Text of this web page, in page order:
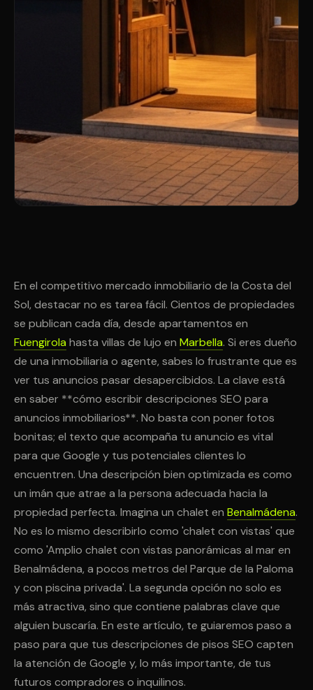
En el competitivo mercado inmobiliario de la Costa del
Sol, destacar no es tarea fácil. Cientos de propiedades
se publican cada día, desde apartamentos en
Fuengirola hasta villas de lujo en Marbella. Si eres dueño
de una inmobiliaria o agente, sabes lo frustrante que es
ver tus anuncios pasar desapercibidos. La clave está
en saber **cómo escribir descripciones SEO para
anuncios inmobiliarios**. No basta con poner fotos
bonitas; el texto que acompaña tu anuncio es vital
para que Google y tus potenciales clientes lo
encuentren. Una descripción bien optimizada es como
un imán que atrae a la persona adecuada hacia la
propiedad perfecta. Imagina un chalet en Benalmádena.
No es lo mismo describirlo como 'chalet con vistas' que
como 'Amplio chalet con vistas panorámicas al mar en
Benalmádena, a pocos metros del Parque de la Paloma
y con piscina privada'. La segunda opción no solo es
más atractiva, sino que contiene palabras clave que
alguien buscaría. En este artículo, te guiaremos paso a
paso para que tus descripciones de pisos SEO capten
la atención de Google y, lo más importante, de tus
futuros compradores o inquilinos.